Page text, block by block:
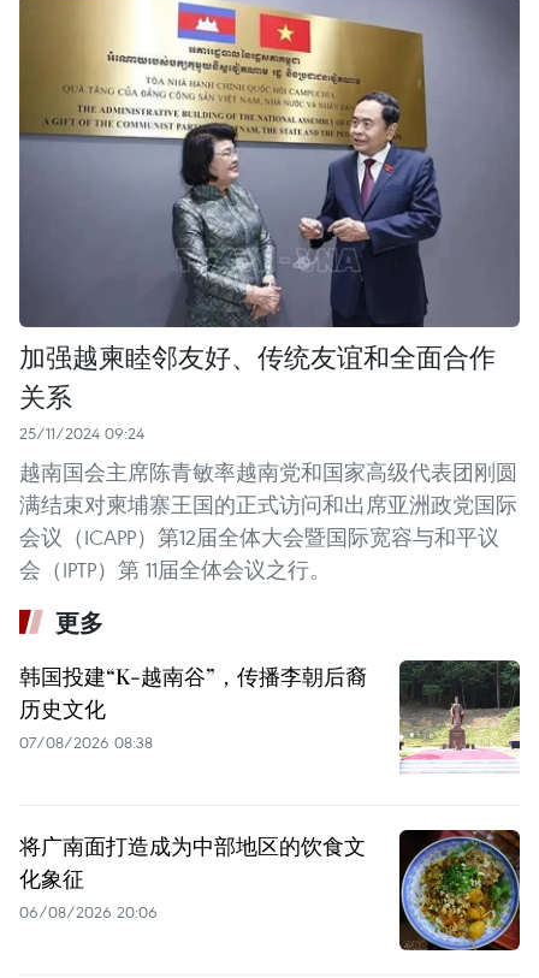
加强越柬睦邻友好、传统友谊和全面合作
关系
25/11/2024 09:24
越南国会主席陈青敏率越南党和国家高级代表团刚圆
满结束对柬埔寨王国的正式访问和出席亚洲政党国际
会议（ICAPP）第12届全体大会暨国际宽容与和平议
会（IPTP）第 11届全体会议之行。
更多
韩国投建“K-越南谷”，传播李朝后裔
历史文化
07/08/2026 08:38
将广南面打造成为中部地区的饮食文
化象征
06/08/2026 20:06